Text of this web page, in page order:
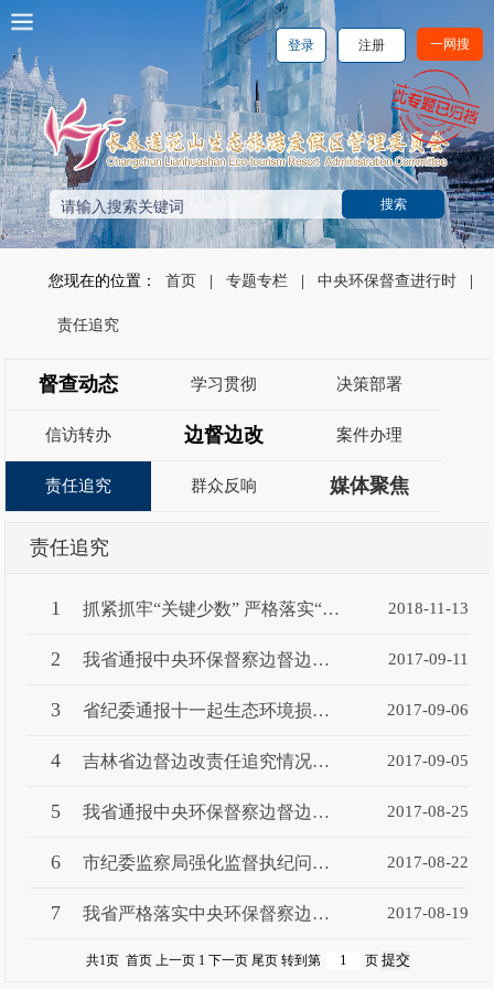
一网搜
注册
登录
您现在的位置： 首页 专题专栏 中央环保督查进行时
责任追究
督查动态 学习贯彻 决策部署
信访转办 边督边改 案件办理
责任追究 群众反响 媒体聚焦
责任追究
1 抓紧抓牢“关键少数” 严格落实“一岗双责” 2018-11-13
2 我省通报中央环保督察边督边改第五批典型案例 2017-09-11
3 省纪委通报十一起生态环境损害责任追究典型问题 2017-09-06
4 吉林省边督边改责任追究情况及第四批典型案例 2017-09-05
5 我省通报中央环保督察边督边改第二批典型案例 2017-08-25
6 市纪委监察局强化监督执纪问责 为生态文明建设提供坚强纪律保证 2017-08-22
7 我省严格落实中央环保督察边督边改要求 严肃查处违规违纪行为 2017-08-19
共1页 首页 上一页 1 下一页 尾页 转到第 页